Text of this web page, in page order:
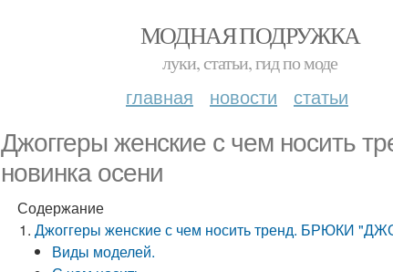
МОДНАЯ ПОДРУЖКА
луки, статьи, гид по моде
главная новости статьи
Джоггеры женские с чем
новинка осени
Содержание
Джоггеры женские с чем носить тренд. БРЮКИ
Виды моделей.